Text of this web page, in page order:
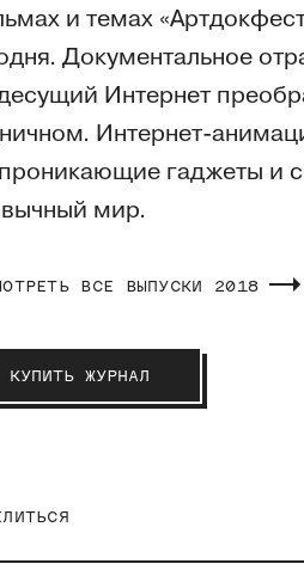
и темах
Документальное
Интернет
Интернет-
гаджеты и
мир.
ВСЕ ВЫПУСКИ 2018
КУПИТЬ ЖУРНАЛ